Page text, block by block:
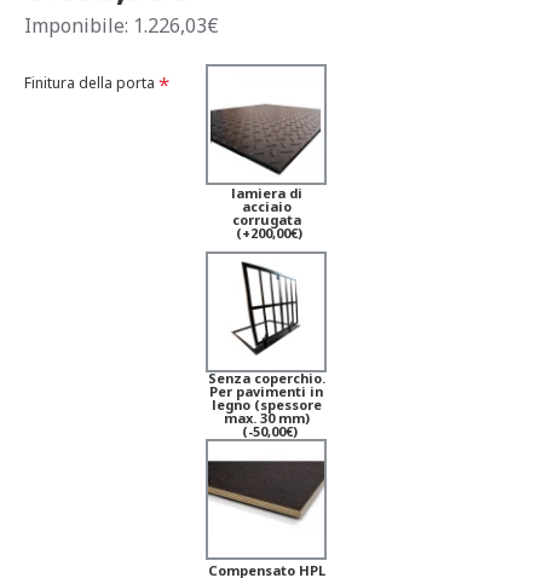
Imponibile: 1.226,03€
Finitura della porta
lamiera di
acciaio
corrugata
(+200,00€)
Senza coperchio.
Per pavimenti in
legno (spessore
max. 30 mm)
(-50,00€)
Compensato HPL